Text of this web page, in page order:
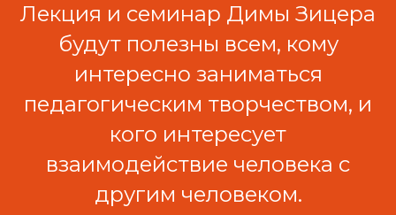
Лекция и семинар Димы Зицера
будут полезны всем, кому
интересно заниматься
педагогическим творчеством, и
кого интересует
взаимодействие человека с
другим человеком.